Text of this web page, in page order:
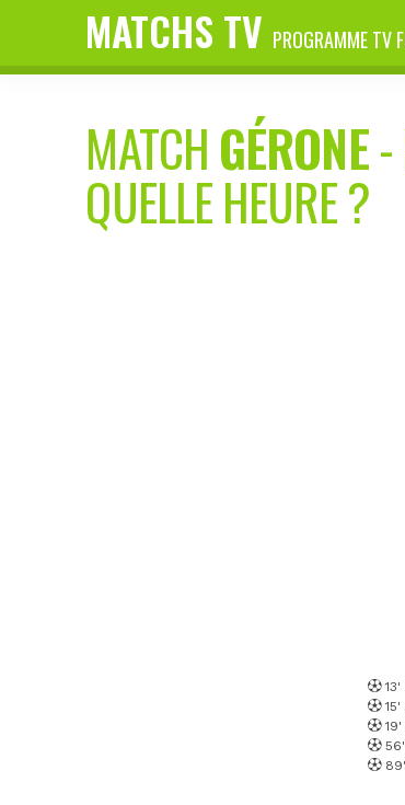
MATCHS TV PROGRAMME TV
MATCHGÉRONE-
QUELLE HEURE ?
13'
15'
19'
56'
89'